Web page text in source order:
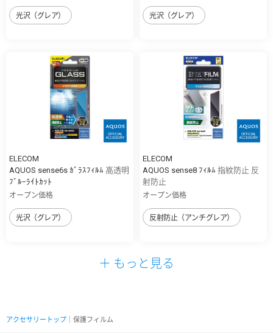
光沢（グレア） 光沢（グレア）
ELECOM
AQUOS sense6s ｶﾞﾗｽﾌｨﾙﾑ 高透明
ﾌﾞﾙｰﾗｲﾄｶｯﾄ
オープン価格
光沢（グレア）
ELECOM
AQUOS sense8 ﾌｨﾙﾑ 指紋防止 反
射防止
オープン価格
反射防止（アンチグレア）
＋ もっと見る
アクセサリートップ ｜保護フィルム